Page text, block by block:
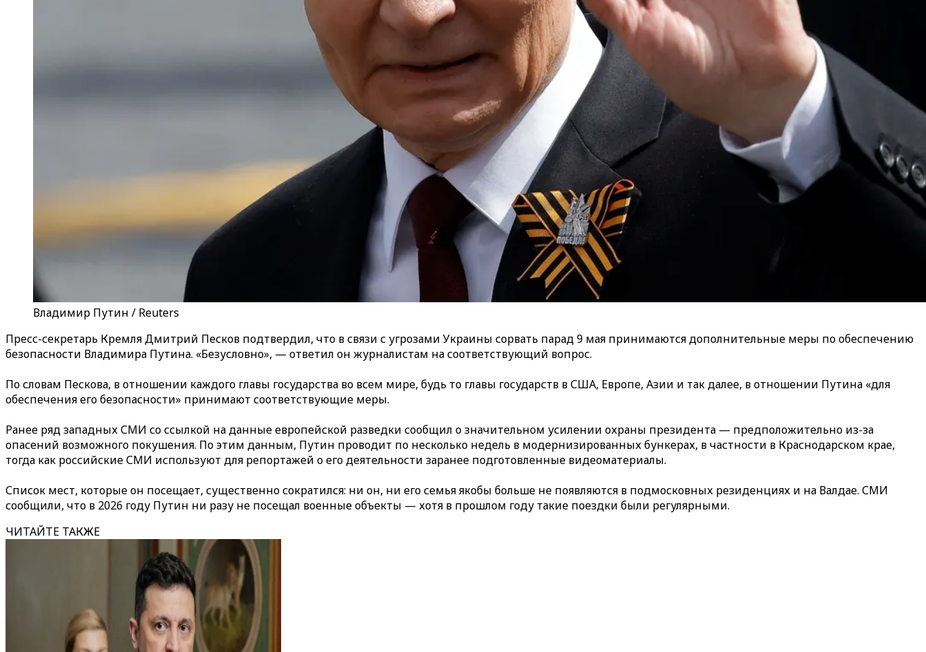
Владимир Путин / Reuters
Пресс-секретарь Кремля Дмитрий Песков подтвердил, что в связи с угрозами Украины сорвать парад 9 мая принимаются дополнительные меры по обеспечению
безопасности Владимира Путина. «Безусловно», — ответил он журналистам на соответствующий вопрос.
По словам Пескова, в отношении каждого главы государства во всем мире, будь то главы государств в США, Европе, Азии и так далее, в отношении Путина «для
обеспечения его безопасности» принимают соответствующие меры.
Ранее ряд западных СМИ со ссылкой на данные европейской разведки сообщил о значительном усилении охраны президента — предположительно из-за
опасений возможного покушения. По этим данным, Путин проводит по несколько недель в модернизированных бункерах, в частности в Краснодарском крае,
тогда как российские СМИ используют для репортажей о его деятельности заранее подготовленные видеоматериалы.
Список мест, которые он посещает, существенно сократился: ни он, ни его семья якобы больше не появляются в подмосковных резиденциях и на Валдае. СМИ
сообщили, что в 2026 году Путин ни разу не посещал военные объекты — хотя в прошлом году такие поездки были регулярными.
ЧИТАЙТЕ ТАКЖЕ